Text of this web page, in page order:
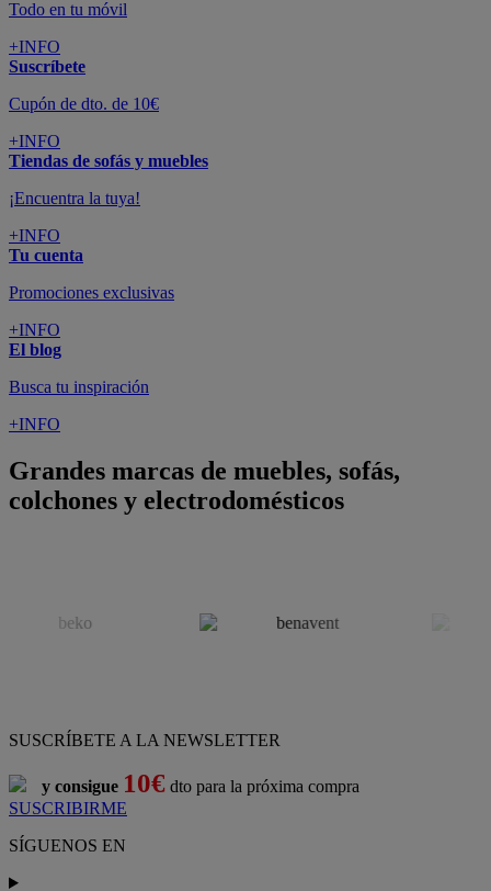
Todo en tu móvil
+INFO
Suscríbete
Cupón de dto. de 10€
+INFO
Tiendas de sofás y muebles
¡Encuentra la tuya!
+INFO
Tu cuenta
Promociones exclusivas
+INFO
El blog
Busca tu inspiración
+INFO
Grandes marcas de muebles, sofás,
colchones y electrodomésticos
SUSCRÍBETE A LA NEWSLETTER
y consigue 10€ dto para la próxima compra
SUSCRIBIRME
SÍGUENOS EN